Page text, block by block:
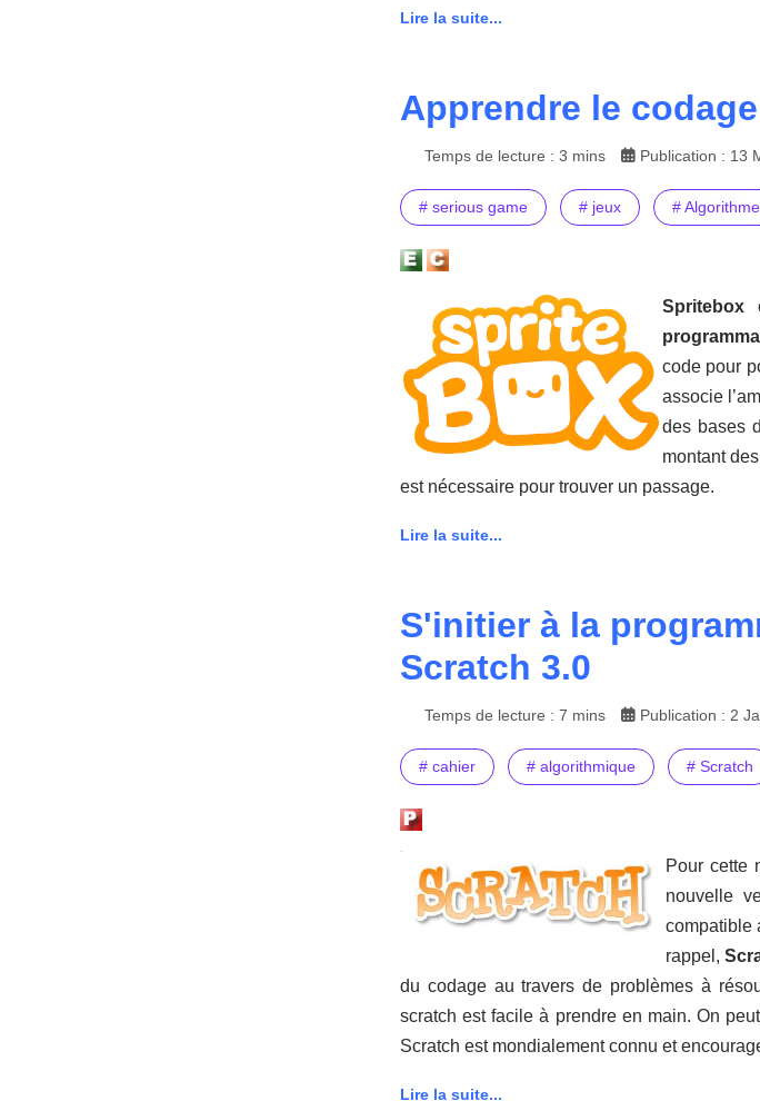
Lire la suite...
Apprendre le
Temps de lecture : 3 mins Publication : 13
# serious game # jeux # Algorithme
Spritebox
code pour
associe
des bases
montant
est nécessaire pour trouver un passage.
Lire la suite...
S'initier à la
Scratch 3.0
Temps de lecture : 7 mins Publication : 2
# cahier # algorithmique # Scratch
Pour cette
nouvelle
compatible
rappel,
du codage au travers de problèmes à
scratch est facile à prendre en main. On
Scratch est mondialement connu et
Lire la suite...